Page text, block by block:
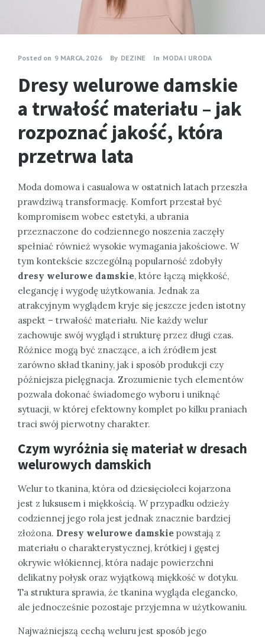
Posted on 9 MARCA, 2026 By DEZINE In MODA I URODA
Dresy welurowe damskie
a trwałość materiału – jak
rozpoznać jakość, która
przetrwa lata
Moda domowa i casualowa w ostatnich latach przeszła
prawdziwą transformację. Komfort przestał być
kompromisem wobec estetyki, a ubrania
przeznaczone do codziennego noszenia zaczęły
spełniać również wysokie wymagania jakościowe. W
tym kontekście szczególną popularność zdobyły
dresy welurowe damskie, które łączą miękkość,
elegancję i wygodę użytkowania. Jednak za
atrakcyjnym wyglądem kryje się jeszcze jeden istotny
aspekt – trwałość materiału. Nie każdy welur
zachowuje swój wygląd i strukturę przez długi czas.
Różnice mogą być znaczące, a ich źródłem jest
zarówno skład tkaniny, jak i sposób produkcji czy
późniejsza pielęgnacja. Zrozumienie tych elementów
pozwala dokonać świadomego wyboru i uniknąć
sytuacji, w której efektowny komplet po kilku praniach
traci swój pierwotny charakter.
Czym wyróżnia się materiał w dresach
welurowych damskich
Welur to tkanina, która od dziesięcioleci kojarzona
jest z luksusem i miękkością. W przypadku odzieży
codziennej jego rola jest jednak znacznie bardziej
złożona. Dresy welurowe damskie powstają z
materiału o charakterystycznej, krótkiej i gęstej
okrywie włókiennej, która nadaje powierzchni
delikatny połysk oraz wyjątkową miękkość w dotyku.
Ta struktura sprawia, że tkanina wygląda elegancko,
ale jednocześnie pozostaje przyjemna w użytkowaniu.
Najważniejszą cechą weluru jest sposób jego